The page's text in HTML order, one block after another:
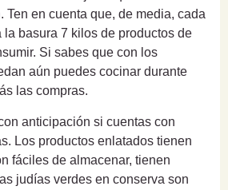
Ten en cuenta que, de media, cada
la basura 7 kilos de productos de
Si sabes que con los
aún puedes cocinar durante
las compras.
anticipación si cuentas con
Los productos enlatados tienen
fáciles de almacenar, tienen
judías verdes en conserva son